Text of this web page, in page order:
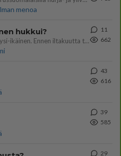
menoa
hukkui?
Poliisin mukaan nuori oli lähes täysi-ikäinen. Ennen iltakuutta tulleen ilmoituksen mukaan ihminen oli joutunut mahdoll
11
662
43
616
39
585
29